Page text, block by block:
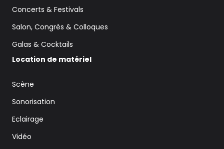
Concerts & Festivals
Salon, Congrès & Colloques
Galas & Cocktails
Location de matériel
Scène
Sonorisation
Eclairage
Vidéo